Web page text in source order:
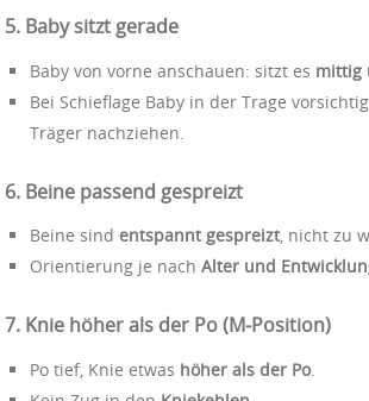
5. Baby sitzt gerade
Baby von vorne anschauen: sitzt es mittig
Bei Schieflage Baby in der Trage
Träger nachziehen.
6. Beine passend gespreizt
Beine sind entspannt gespreizt, nicht zu
Orientierung je nach Alter und
7. Knie höher als der Po (M‑Position)
Po tief, Knie etwas höher als der Po.